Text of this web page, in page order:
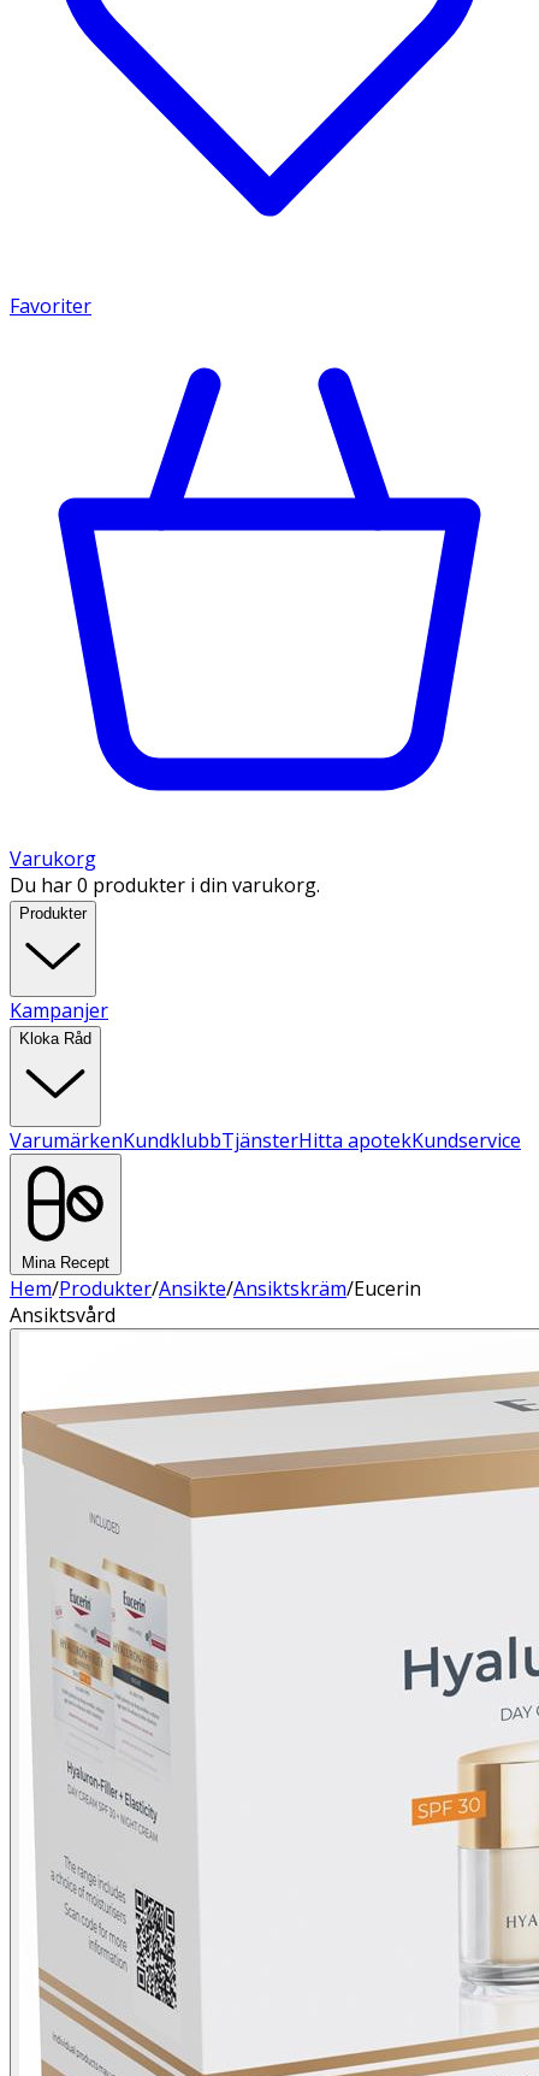
Favoriter
Varukorg
Du har 0 produkter i din varukorg.
Produkter
Kampanjer
Kloka Råd
VarumärkenKundklubbTjänsterHitta apotekKundservice
Mina Recept
Hem/Produkter/Ansikte/Ansiktskräm/Eucerin
Ansiktsvård